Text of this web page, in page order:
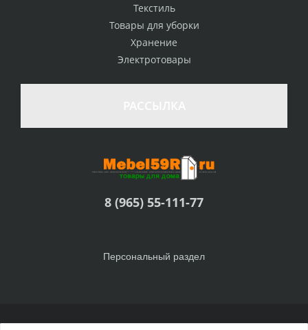
Текстиль
Товары для уборки
Хранение
Электротовары
8 (965) 55-111-77
Персональный раздел
© Интернет-магазин Товары для дома, 2010 - 2026